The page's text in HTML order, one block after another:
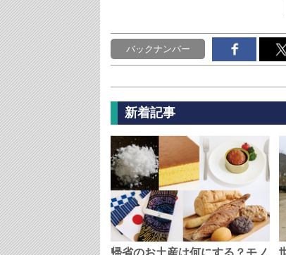
バックナンバー
新着記事
帰省のお土産は何にする？モノ